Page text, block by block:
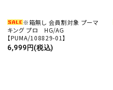
※箱無し 会員割対象 プーマ
キング プロ HG/AG
【PUMA/108829-01】
6,999円(税込)